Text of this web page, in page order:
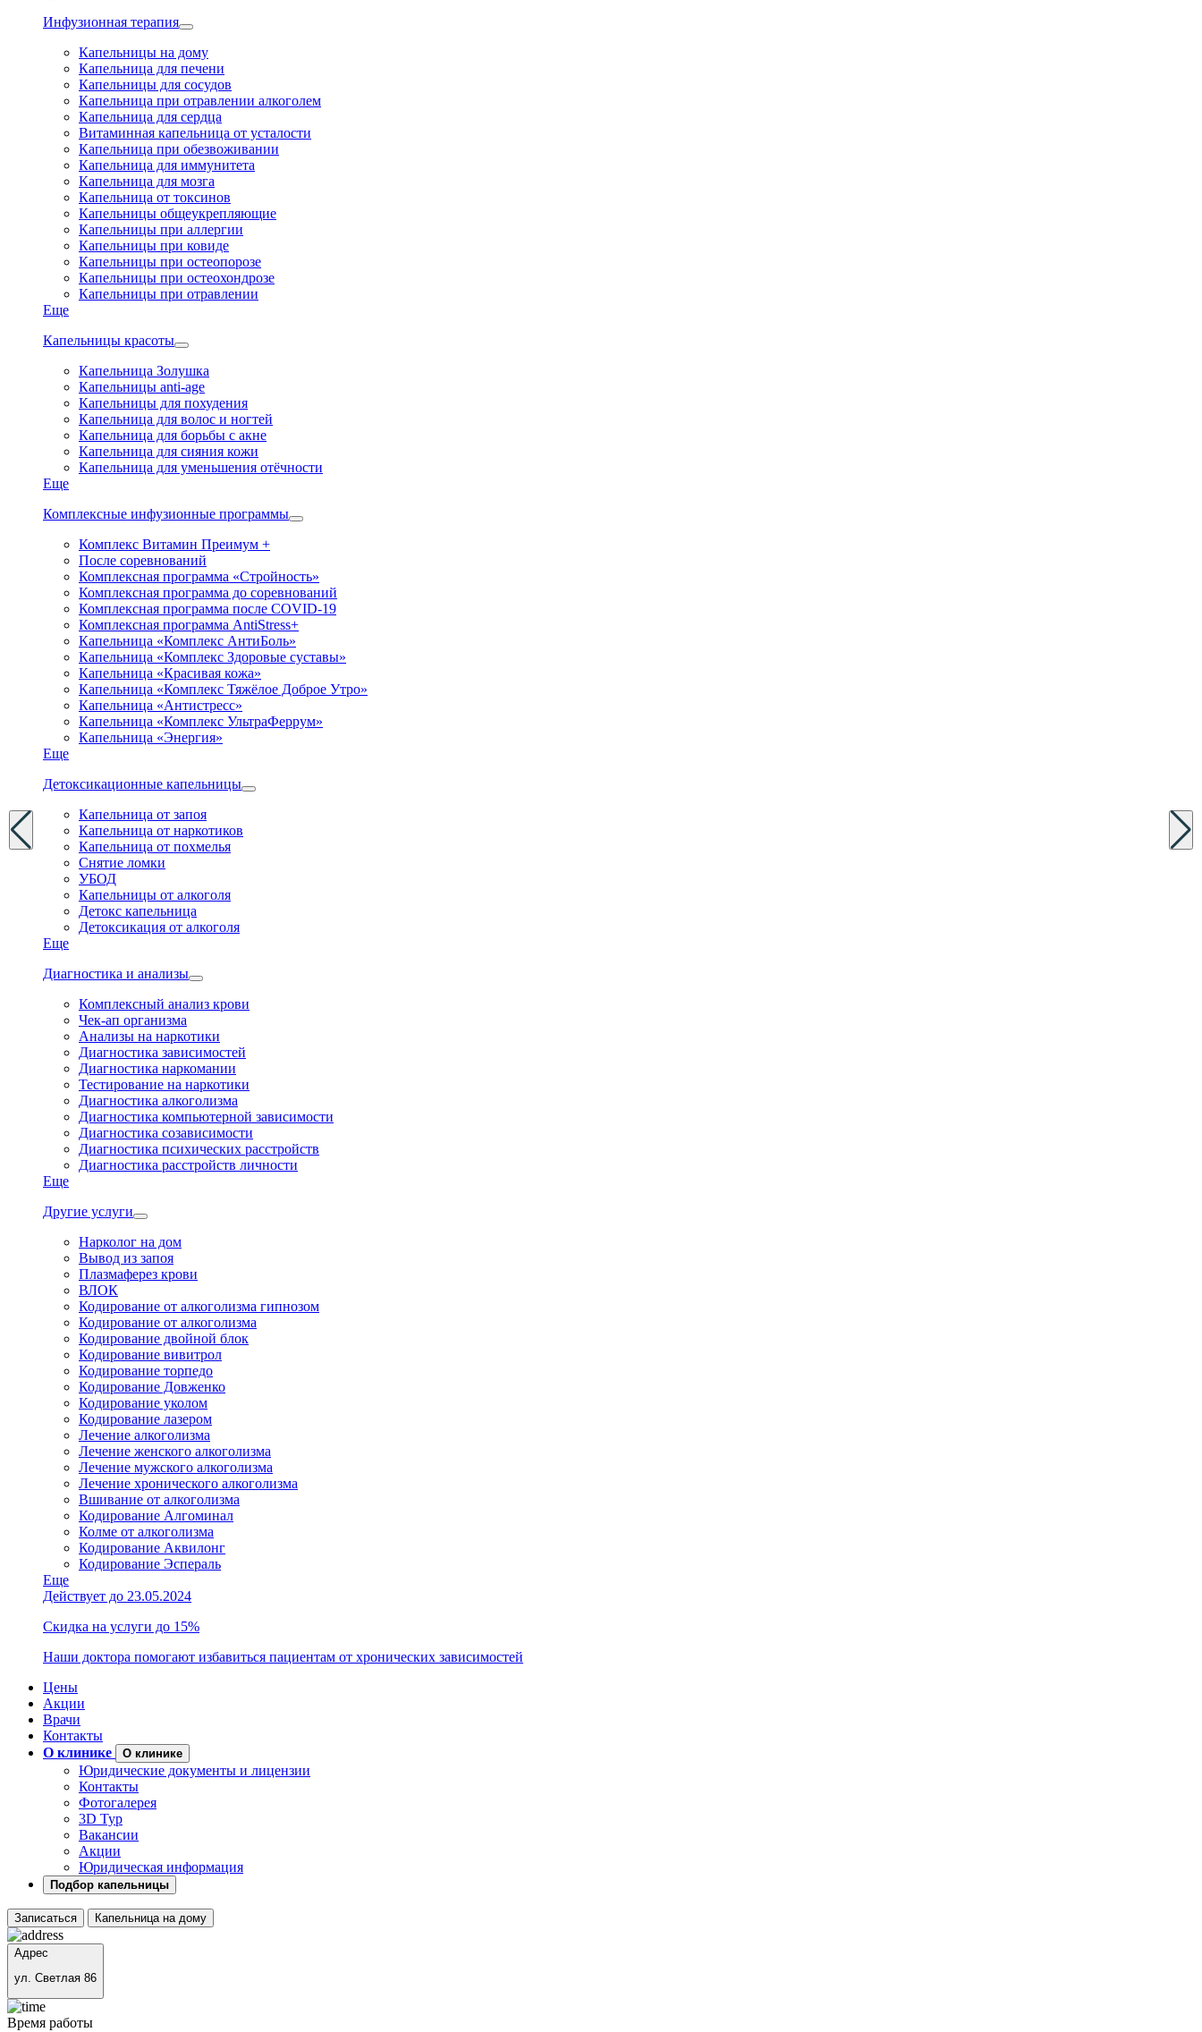
Инфузионная терапия
Капельницы на дому
Капельница для печени
Капельницы для сосудов
Капельница при отравлении алкоголем
Капельница для сердца
Витаминная капельница от усталости
Капельница при обезвоживании
Капельница для иммунитета
Капельница для мозга
Капельница от токсинов
Капельницы общеукрепляющие
Капельницы при аллергии
Капельницы при ковиде
Капельницы при остеопорозе
Капельницы при остеохондрозе
Капельницы при отравлении
Еще
Капельницы красоты
Капельница Золушка
Капельницы anti-age
Капельницы для похудения
Капельница для волос и ногтей
Капельница для борьбы с акне
Капельница для сияния кожи
Капельница для уменьшения отёчности
Еще
Комплексные инфузионные программы
Комплекс Витамин Преимум +
После соревнований
Комплексная программа «Стройность»
Комплексная программа до соревнований
Комплексная программа после COVID-19
Комплексная программа AntiStress+
Капельница «Комплекс АнтиБоль»
Капельница «Комплекс Здоровые суставы»
Капельница «Красивая кожа»
Капельница «Комплекс Тяжёлое Доброе Утро»
Капельница «Антистресс»
Капельница «Комплекс УльтраФеррум»
Капельница «Энергия»
Еще
Детоксикационные капельницы
Капельница от запоя
Капельница от наркотиков
Капельница от похмелья
Снятие ломки
УБОД
Капельницы от алкоголя
Детокс капельница
Детоксикация от алкоголя
Еще
Диагностика и анализы
Комплексный анализ крови
Чек-ап организма
Анализы на наркотики
Диагностика зависимостей
Диагностика наркомании
Тестирование на наркотики
Диагностика алкоголизма
Диагностика компьютерной зависимости
Диагностика созависимости
Диагностика психических расстройств
Диагностика расстройств личности
Еще
Другие услуги
Нарколог на дом
Вывод из запоя
Плазмаферез крови
ВЛОК
Кодирование от алкоголизма гипнозом
Кодирование от алкоголизма
Кодирование двойной блок
Кодирование вивитрол
Кодирование торпедо
Кодирование Довженко
Кодирование уколом
Кодирование лазером
Лечение алкоголизма
Лечение женского алкоголизма
Лечение мужского алкоголизма
Лечение хронического алкоголизма
Вшивание от алкоголизма
Кодирование Алгоминал
Колме от алкоголизма
Кодирование Аквилонг
Кодирование Эспераль
Еще
Действует до 23.05.2024
Скидка на услуги до 15%
Наши доктора помогают избавиться пациентам от хронических зависимостей
Цены
Акции
Врачи
Контакты
О клинике
О клинике
Юридические документы и лицензии
Контакты
Фотогалерея
3D Тур
Вакансии
Акции
Юридическая информация
Подбор капельницы
Записаться Капельница на дому
Адрес
ул. Светлая 86
Время работы